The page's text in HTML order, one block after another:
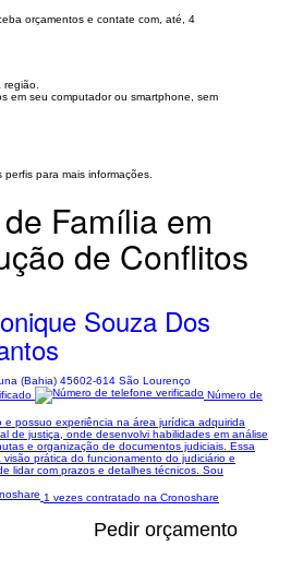
orçamentos e contate com, até, 4
em seu computador ou smartphone, sem
para mais informações.
Família em
de Conflitos
Souza Dos
(Bahia) 45602-614 São Lourenço
Número de
e possuo experiência na área jurídica adquirida
de justiça, onde desenvolvi habilidades em análise
e organização de documentos judiciais. Essa
prática do funcionamento do judiciário e
lidar com prazos e detalhes técnicos. Sou
1 vezes contratado na Cronoshare
Pedir orçamento